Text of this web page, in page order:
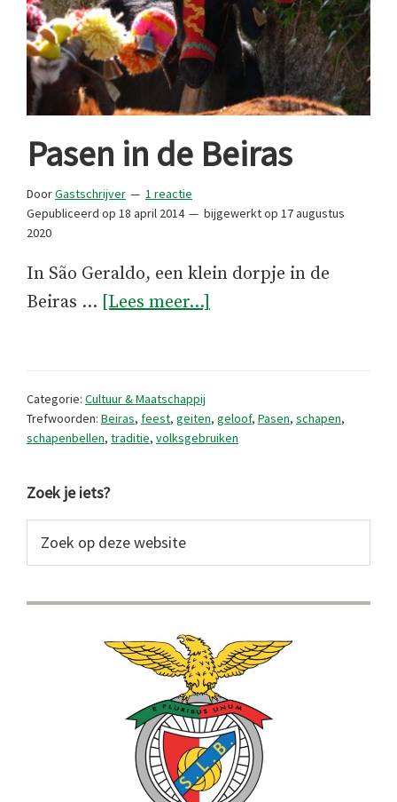
Pasen in de Beiras
DoorGastschrijver
1 reactie
Gepubliceerd op 18 april 2014 bijgewerkt op 17 augustus
2020
In São Geraldo, een klein dorpje in de
Beiras … [Lees meer...]
Categorie: Cultuur & Maatschappij
Trefwoorden: Beiras, feest, geiten, geloof, Pasen, schapen,
schapenbellen, traditie, volksgebruiken
Primaire
Sidebar
Zoek je iets?
op
website